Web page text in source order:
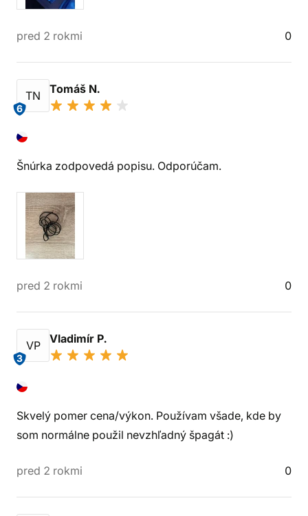
pred 2 rokmi 0
TN
6
Tomáš N.
Šnúrka zodpovedá popisu. Odporúčam.
pred 2 rokmi 0
VP
3
Vladimír P.
Skvelý pomer cena/výkon. Používam všade, kde by
som normálne použil nevzhľadný špagát :)
pred 2 rokmi 0